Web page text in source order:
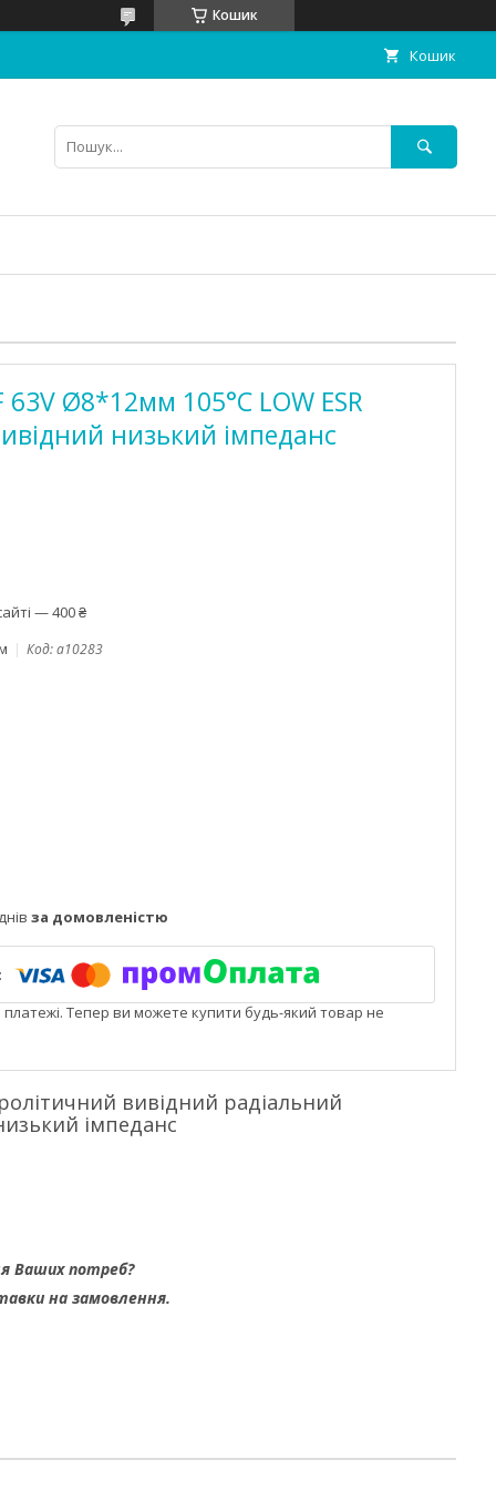
Кошик
Кошик
Ø8*12мм 105°C LOW ESR
низький імпеданс
— 400 ₴
Код:a10283
за домовленістю
платежі. Тепер ви можете купити будь-який товар не
вивідний радіальний
імпеданс
Ваших потреб?
на замовлення.